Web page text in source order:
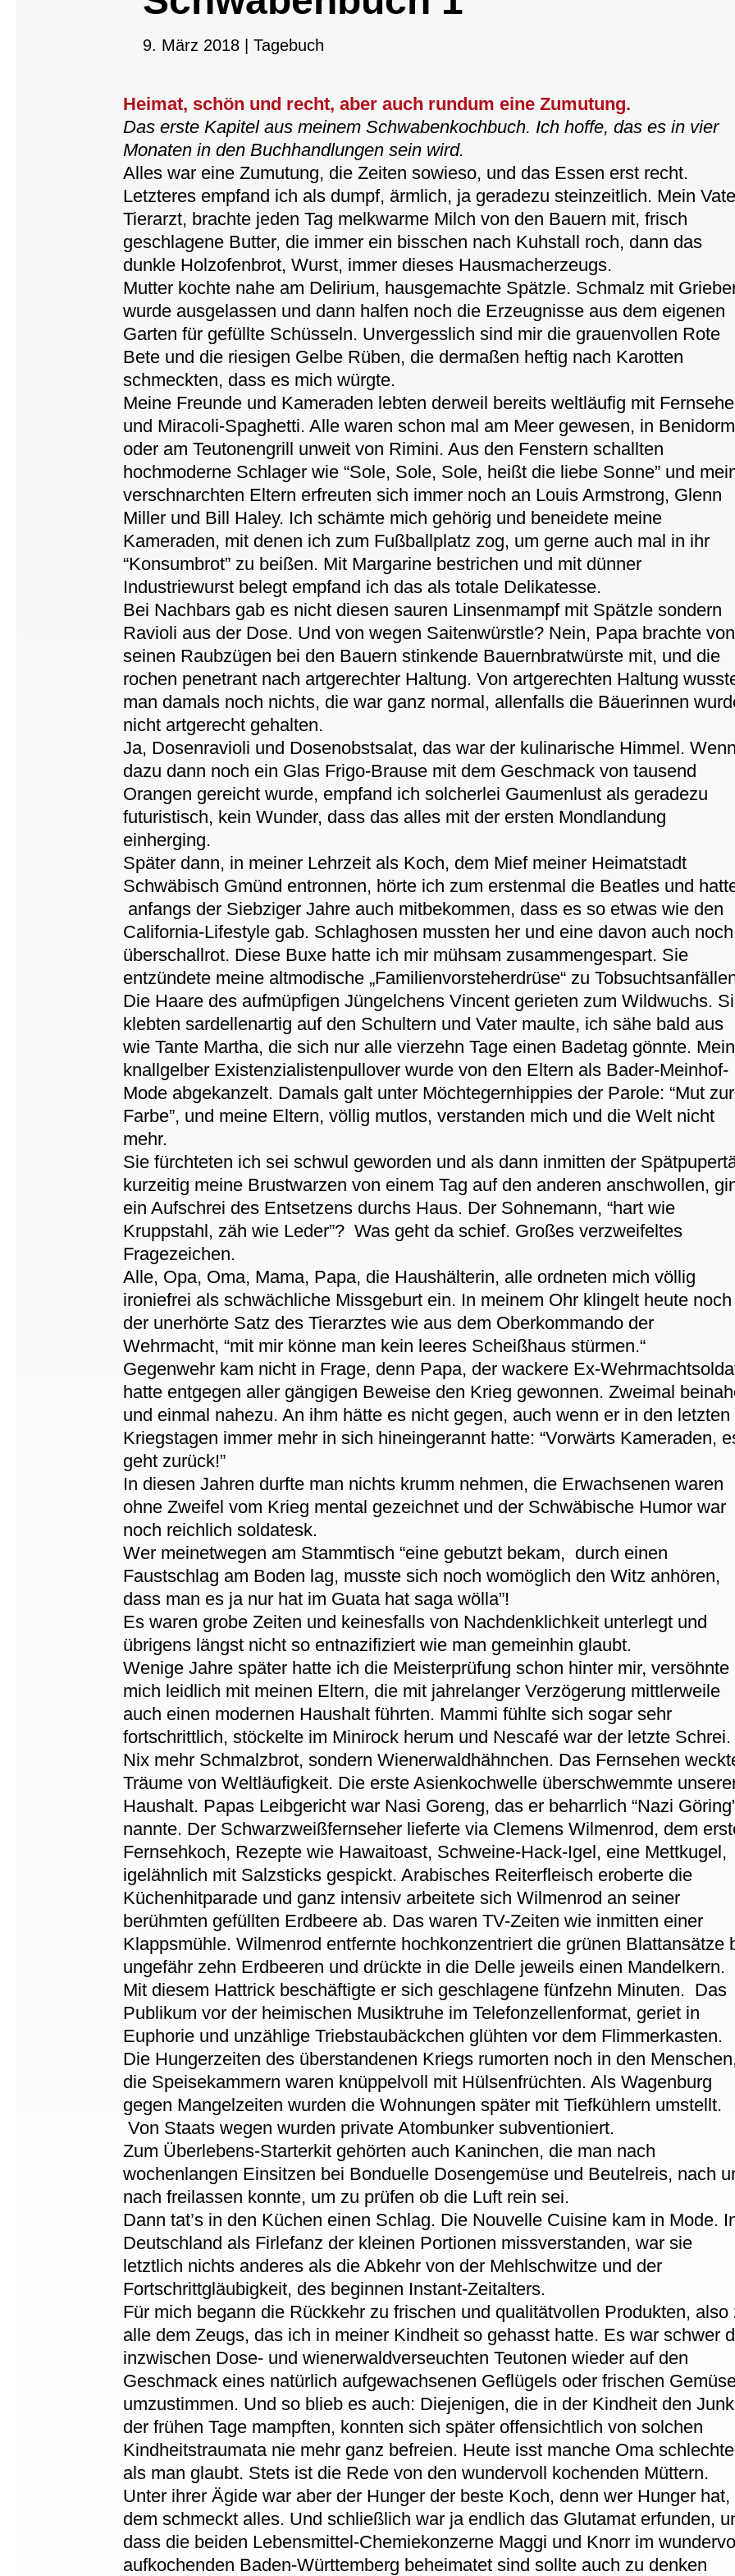
9. März 2018 |Tagebuch
Heimat, schön und recht, aber auch rundum eine Zumutung.
Das erste Kapitel aus meinem Schwabenkochbuch. Ich hoffe, das es in vier
Monaten in den Buchhandlungen sein wird.
Alles war eine Zumutung, die Zeiten sowieso, und das Essen erst recht.
Letzteres empfand ich als dumpf, ärmlich, ja geradezu steinzeitlich. Mein
Tierarzt, brachte jeden Tag melkwarme Milch von den Bauern mit, frisch
geschlagene Butter, die immer ein bisschen nach Kuhstall roch, dann das
dunkle Holzofenbrot, Wurst, immer dieses Hausmacherzeugs.
Mutter kochte nahe am Delirium, hausgemachte Spätzle. Schmalz mit
wurde ausgelassen und dann halfen noch die Erzeugnisse aus dem eigenen
Garten für gefüllte Schüsseln. Unvergesslich sind mir die grauenvollen Rote
Bete und die riesigen Gelbe Rüben, die dermaßen heftig nach Karotten
schmeckten, dass es mich würgte.
Meine Freunde und Kameraden lebten derweil bereits weltläufig mit
und Miracoli-Spaghetti. Alle waren schon mal am Meer gewesen, in Benidorm
oder am Teutonengrill unweit von Rimini. Aus den Fenstern schallten
hochmoderne Schlager wie “Sole, Sole, Sole, heißt die liebe Sonne” und
verschnarchten Eltern erfreuten sich immer noch an Louis Armstrong, Glenn
Miller und Bill Haley. Ich schämte mich gehörig und beneidete meine
Kameraden, mit denen ich zum Fußballplatz zog, um gerne auch mal in ihr
“Konsumbrot” zu beißen. Mit Margarine bestrichen und mit dünner
Industriewurst belegt empfand ich das als totale Delikatesse.
Bei Nachbars gab es nicht diesen sauren Linsenmampf mit Spätzle sondern
Ravioli aus der Dose. Und von wegen Saitenwürstle? Nein, Papa brachte von
seinen Raubzügen bei den Bauern stinkende Bauernbratwürste mit, und die
rochen penetrant nach artgerechter Haltung. Von artgerechten Haltung
man damals noch nichts, die war ganz normal, allenfalls die Bäuerinnen
nicht artgerecht gehalten.
Ja, Dosenravioli und Dosenobstsalat, das war der kulinarische Himmel. Wenn
dazu dann noch ein Glas Frigo-Brause mit dem Geschmack von tausend
Orangen gereicht wurde, empfand ich solcherlei Gaumenlust als geradezu
futuristisch, kein Wunder, dass das alles mit der ersten Mondlandung
einherging.
Später dann, in meiner Lehrzeit als Koch, dem Mief meiner Heimatstadt
Schwäbisch Gmünd entronnen, hörte ich zum erstenmal die Beatles und
anfangs der Siebziger Jahre auch mitbekommen, dass es so etwas wie den
California-Lifestyle gab. Schlaghosen mussten her und eine davon auch
überschallrot. Diese Buxe hatte ich mir mühsam zusammengespart. Sie
entzündete meine altmodische „Familienvorsteherdrüse“ zu
Die Haare des aufmüpfigen Jüngelchens Vincent gerieten zum Wildwuchs.
klebten sardellenartig auf den Schultern und Vater maulte, ich sähe bald aus
wie Tante Martha, die sich nur alle vierzehn Tage einen Badetag gönnte. Mein
knallgelber Existenzialistenpullover wurde von den Eltern als Bader-Meinhof-
Mode abgekanzelt. Damals galt unter Möchtegernhippies der Parole: “Mut zur
Farbe”, und meine Eltern, völlig mutlos, verstanden mich und die Welt nicht
mehr.
Sie fürchteten ich sei schwul geworden und als dann inmitten der
kurzeitig meine Brustwarzen von einem Tag auf den anderen anschwollen,
ein Aufschrei des Entsetzens durchs Haus. Der Sohnemann, “hart wie
Kruppstahl, zäh wie Leder”? Was geht da schief. Großes verzweifeltes
Fragezeichen.
Alle, Opa, Oma, Mama, Papa, die Haushälterin, alle ordneten mich völlig
ironiefrei als schwächliche Missgeburt ein. In meinem Ohr klingelt heute noch
der unerhörte Satz des Tierarztes wie aus dem Oberkommando der
Wehrmacht, “mit mir könne man kein leeres Scheißhaus stürmen.“
Gegenwehr kam nicht in Frage, denn Papa, der wackere Ex-
hatte entgegen aller gängigen Beweise den Krieg gewonnen. Zweimal
und einmal nahezu. An ihm hätte es nicht gegen, auch wenn er in den letzten
Kriegstagen immer mehr in sich hineingerannt hatte: “Vorwärts Kameraden,
geht zurück!”
In diesen Jahren durfte man nichts krumm nehmen, die Erwachsenen waren
ohne Zweifel vom Krieg mental gezeichnet und der Schwäbische Humor war
noch reichlich soldatesk.
Wer meinetwegen am Stammtisch “eine gebutzt bekam, durch einen
Faustschlag am Boden lag, musste sich noch womöglich den Witz anhören,
dass man es ja nur hat im Guata hat saga wölla”!
Es waren grobe Zeiten und keinesfalls von Nachdenklichkeit unterlegt und
übrigens längst nicht so entnazifiziert wie man gemeinhin glaubt.
Wenige Jahre später hatte ich die Meisterprüfung schon hinter mir, versöhnte
mich leidlich mit meinen Eltern, die mit jahrelanger Verzögerung mittlerweile
auch einen modernen Haushalt führten. Mammi fühlte sich sogar sehr
fortschrittlich, stöckelte im Minirock herum und Nescafé war der letzte Schrei.
Nix mehr Schmalzbrot, sondern Wienerwaldhähnchen. Das Fernsehen
Träume von Weltläufigkeit. Die erste Asienkochwelle überschwemmte
Haushalt. Papas Leibgericht war Nasi Goreng, das er beharrlich “Nazi
nannte. Der Schwarzweißfernseher lieferte via Clemens Wilmenrod, dem
Fernsehkoch, Rezepte wie Hawaitoast, Schweine-Hack-Igel, eine Mettkugel,
igelähnlich mit Salzsticks gespickt. Arabisches Reiterfleisch eroberte die
Küchenhitparade und ganz intensiv arbeitete sich Wilmenrod an seiner
berühmten gefüllten Erdbeere ab. Das waren TV-Zeiten wie inmitten einer
Klappsmühle. Wilmenrod entfernte hochkonzentriert die grünen Blattansätze
ungefähr zehn Erdbeeren und drückte in die Delle jeweils einen Mandelkern.
Mit diesem Hattrick beschäftigte er sich geschlagene fünfzehn Minuten. Das
Publikum vor der heimischen Musiktruhe im Telefonzellenformat, geriet in
Euphorie und unzählige Triebstaubäckchen glühten vor dem Flimmerkasten.
Die Hungerzeiten des überstandenen Kriegs rumorten noch in den
die Speisekammern waren knüppelvoll mit Hülsenfrüchten. Als Wagenburg
gegen Mangelzeiten wurden die Wohnungen später mit Tiefkühlern umstellt.
Von Staats wegen wurden private Atombunker subventioniert.
Zum Überlebens-Starterkit gehörten auch Kaninchen, die man nach
wochenlangen Einsitzen bei Bonduelle Dosengemüse und Beutelreis, nach
nach freilassen konnte, um zu prüfen ob die Luft rein sei.
Dann tat’s in den Küchen einen Schlag. Die Nouvelle Cuisine kam in Mode.
Deutschland als Firlefanz der kleinen Portionen missverstanden, war sie
letztlich nichts anderes als die Abkehr von der Mehlschwitze und der
Fortschrittgläubigkeit, des beginnen Instant-Zeitalters.
Für mich begann die Rückkehr zu frischen und qualitätvollen Produkten, also
alle dem Zeugs, das ich in meiner Kindheit so gehasst hatte. Es war schwer
inzwischen Dose- und wienerwaldverseuchten Teutonen wieder auf den
Geschmack eines natürlich aufgewachsenen Geflügels oder frischen
umzustimmen. Und so blieb es auch: Diejenigen, die in der Kindheit den Junk
der frühen Tage mampften, konnten sich später offensichtlich von solchen
Kindheitstraumata nie mehr ganz befreien. Heute isst manche Oma
als man glaubt. Stets ist die Rede von den wundervoll kochenden Müttern.
Unter ihrer Ägide war aber der Hunger der beste Koch, denn wer Hunger hat,
dem schmeckt alles. Und schließlich war ja endlich das Glutamat erfunden,
dass die beiden Lebensmittel-Chemiekonzerne Maggi und Knorr im wundervoll
aufkochenden Baden-Württemberg beheimatet sind sollte auch zu denken